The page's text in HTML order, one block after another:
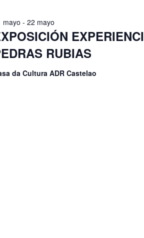
RUBIAS
mayo - 22 mayo
da Cultura ADR Castelao